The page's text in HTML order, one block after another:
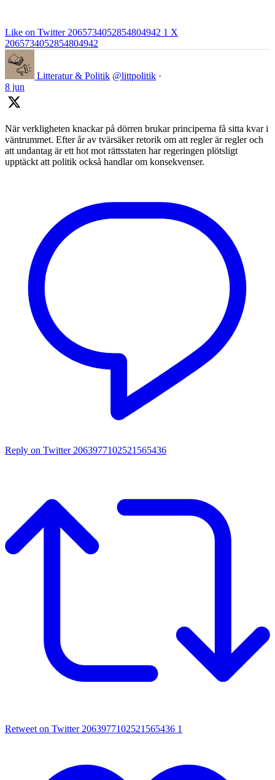
Like on Twitter 2065734052854804942 1 X
2065734052854804942
Litteratur & Politik @littpolitik ·
8 jun
När verkligheten knackar på dörren brukar principerna få sitta kvar i
väntrummet. Efter år av tvärsäker retorik om att regler är regler och
att undantag är ett hot mot rättsstaten har regeringen plötsligt
upptäckt att politik också handlar om konsekvenser.
Reply on Twitter 2063977102521565436
Retweet on Twitter 2063977102521565436 1